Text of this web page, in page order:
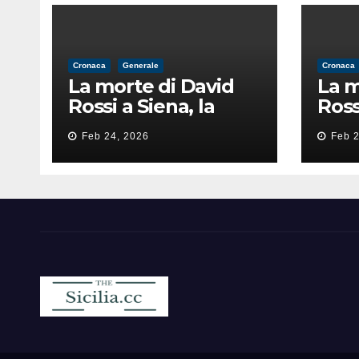
Cronaca Generale
La morte di David
Rossi a Siena, la
perizia lancia la
pista di
un’intimidazione
Feb 24, 2026
Cronaca
La
Feb